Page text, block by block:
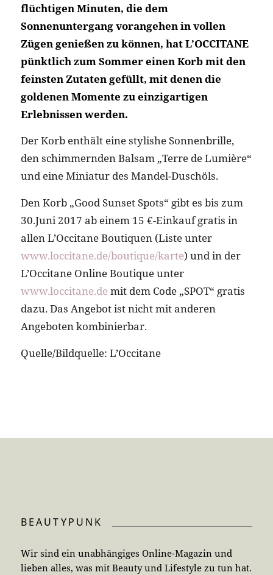
flüchtigen Minuten, die dem
Sonnenuntergang vorangehen in vollen
Zügen genießen zu können, hat L’OCCITANE
pünktlich zum Sommer einen Korb mit den
feinsten Zutaten gefüllt, mit denen die
goldenen Momente zu einzigartigen
Erlebnissen werden.
Der Korb enthält eine stylishe Sonnenbrille,
den schimmernden Balsam „Terre de Lumière“
und eine Miniatur des Mandel-Duschöls.
Den Korb „Good Sunset Spots“ gibt es bis zum
30.Juni 2017 ab einem 15 €-Einkauf gratis in
allen L’Occitane Boutiquen (Liste unter
www.loccitane.de/boutique/karte) und in der
L’Occitane Online Boutique unter
www.loccitane.de mit dem Code „SPOT“ gratis
dazu. Das Angebot ist nicht mit anderen
Angeboten kombinierbar.
Quelle/Bildquelle: L’Occitane
BEAUTYPUNK
Wir sind ein unabhängiges Online-Magazin und
lieben alles, was mit Beauty und Lifestyle zu tun hat.